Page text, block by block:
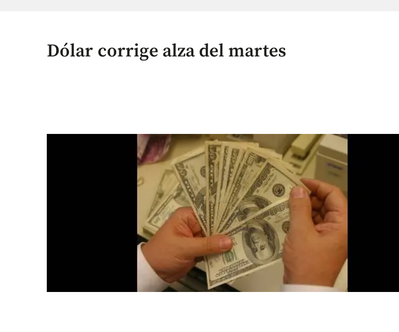
Dólar corrige alza del martes